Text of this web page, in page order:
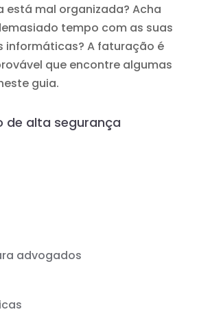
está mal organizada? Acha
tempo com as suas
informáticas? A faturação é
que encontre algumas
guia.
de alta segurança
advogados